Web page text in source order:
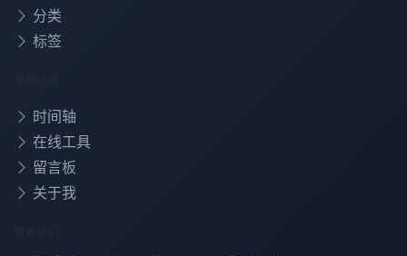
分类
标签
时间轴
在线工具
留言板
关于我